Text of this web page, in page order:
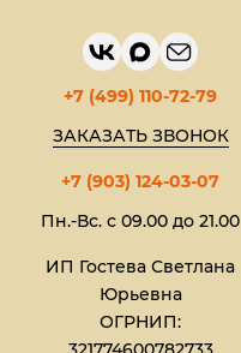
+7 (499) 110-72-79
ЗАКАЗАТЬ ЗВОНОК
+7 (903) 124-03-07
Пн.-Вс. с 09.00 до 21.00
ИП Гостева Светлана
Юрьевна​
ОГРНИП: